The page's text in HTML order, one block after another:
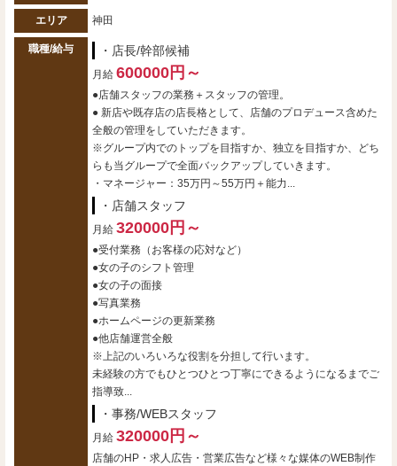
エリア 神田
職種/給与 ・店長/幹部候補
月給 600000円～
●店舗スタッフの業務＋スタッフの管理。
● 新店や既存店の店長格として、店舗のプロデュース含めた
全般の管理をしていただきます。
※グループ内でのトップを目指すか、独立を目指すか、どち
らも当グループで全面バックアップしていきます。
・マネージャー：35万円～55万円＋能力...
・店舗スタッフ
月給 320000円～
●受付業務（お客様の応対など）
●女の子のシフト管理
●女の子の面接
●写真業務
●ホームページの更新業務
●他店舗運営全般
※上記のいろいろな役割を分担して行います。
未経験の方でもひとつひとつ丁寧にできるようになるまでご
指導致...
・事務/WEBスタッフ
月給 320000円～
店舗のHP・求人広告・営業広告など様々な媒体のWEB制作